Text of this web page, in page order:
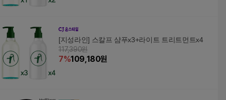
[지성라인] 스칼프 샴푸x3+라이트 트리트먼트x4
117,390원
7%109,180원